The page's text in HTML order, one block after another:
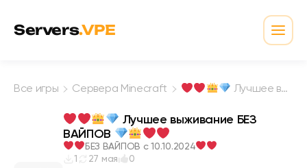
Servers.VPE
Все игры Сервера Minecraft Лучшее выживание БЕЗ ВАЙПОВ
Лучшее выживание БЕЗ
ВАЙПОВ
БЕЗ ВАЙПОВ с 10.10.2024
1
27 мая 0